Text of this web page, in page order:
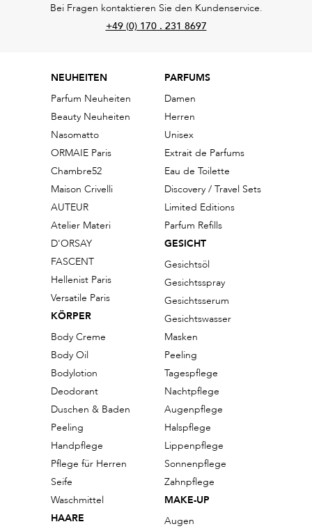
Bei Fragen kontaktieren Sie den Kundenservice.
+49 (0) 170 . 231 8697
NEUHEITEN
Parfum Neuheiten
Beauty Neuheiten
Nasomatto
ORMAIE Paris
Chambre52
Maison Crivelli
AUTEUR
Atelier Materi
D'ORSAY
FASCENT
Hellenist Paris
Versatile Paris
KÖRPER
Body Creme
Body Oil
Bodylotion
Deodorant
Duschen & Baden
Peeling
Handpflege
Pflege für Herren
Seife
Waschmittel
HAARE
PARFUMS
Damen
Herren
Unisex
Extrait de Parfums
Eau de Toilette
Discovery / Travel Sets
Limited Editions
Parfum Refills
GESICHT
Gesichtsöl
Gesichtsspray
Gesichtsserum
Gesichtswasser
Masken
Peeling
Tagespflege
Nachtpflege
Augenpflege
Halspflege
Lippenpflege
Sonnenpflege
Zahnpflege
MAKE-UP
Augen